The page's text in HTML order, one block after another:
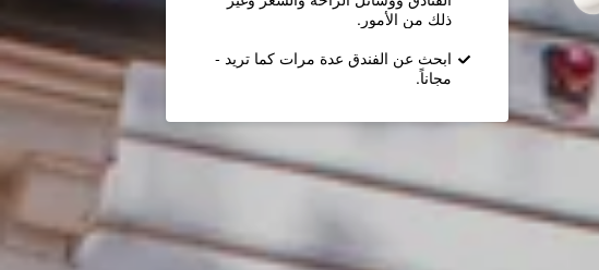
ذلك من الأمور.
ابحث عن الفندق عدة مرات كما تريد -
مجاناً.